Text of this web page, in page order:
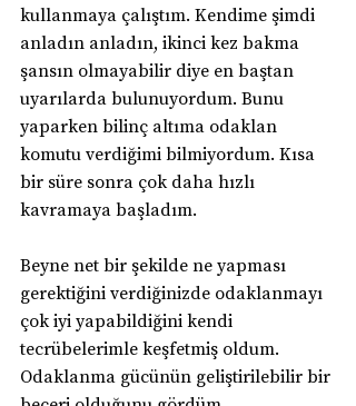
kullanmaya çalıştım. Kendime şimdi
anladın anladın, ikinci kez bakma
şansın olmayabilir diye en baştan
uyarılarda bulunuyordum. Bunu
yaparken bilinç altıma odaklan
komutu verdiğimi bilmiyordum. Kısa
bir süre sonra çok daha hızlı
kavramaya başladım.
Beyne net bir şekilde ne yapması
gerektiğini verdiğinizde odaklanmayı
çok iyi yapabildiğini kendi
tecrübelerimle keşfetmiş oldum.
Odaklanma gücünün geliştirilebilir bir